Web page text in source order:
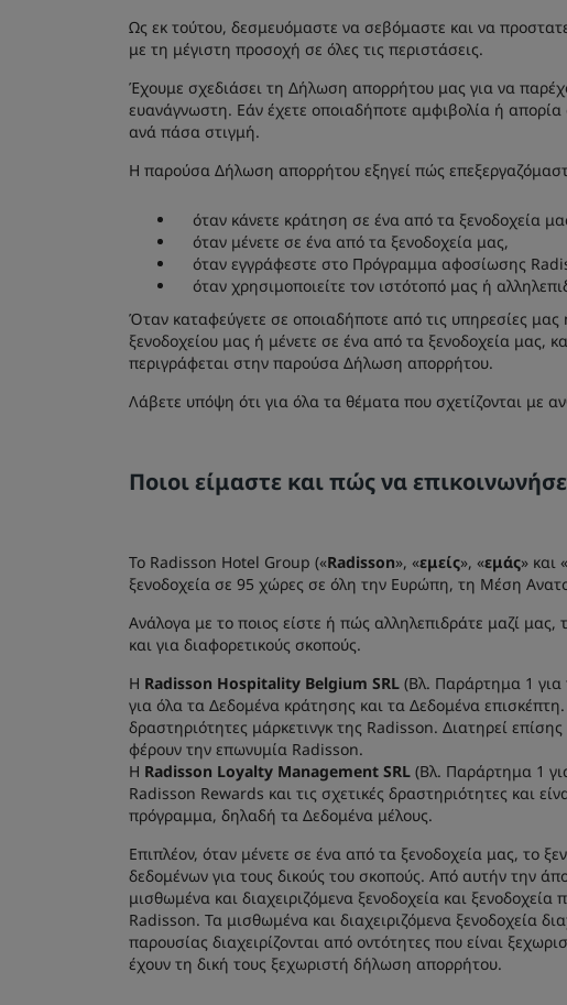
Ως εκ τούτου, δεσμευόμαστε να σεβόμαστε και να
με τη μέγιστη προσοχή σε όλες τις περιστάσεις.
Έχουμε σχεδιάσει τη Δήλωση απορρήτου μας για να
ευανάγνωστη. Εάν έχετε οποιαδήποτε αμφιβολία ή
ανά πάσα στιγμή.
Η παρούσα Δήλωση απορρήτου εξηγεί πώς
όταν κάνετε κράτηση σε ένα από τα ξενοδοχεία
όταν μένετε σε ένα από τα ξενοδοχεία μας,
όταν εγγράφεστε στο Πρόγραμμα αφοσίωσης
όταν χρησιμοποιείτε τον ιστότοπό μας ή
Όταν καταφεύγετε σε οποιαδήποτε από τις υπηρεσίες
ξενοδοχείου μας ή μένετε σε ένα από τα ξενοδοχεία μας,
περιγράφεται στην παρούσα Δήλωση απορρήτου.
Λάβετε υπόψη ότι για όλα τα θέματα που σχετίζονται με
Ποιοι είμαστε και πώς να
Το Radisson Hotel Group («Radisson», «εμείς», «εμάς» και «
ξενοδοχεία σε 95 χώρες σε όλη την Ευρώπη, τη Μέση
Ανάλογα με το ποιος είστε ή πώς αλληλεπιδράτε μαζί
και για διαφορετικούς σκοπούς.
Η Radisson Hospitality Belgium SRL (Βλ. Παράρτημα 1 για
για όλα τα Δεδομένα κράτησης και τα Δεδομένα
δραστηριότητες μάρκετινγκ της Radisson. Διατηρεί
φέρουν την επωνυμία Radisson.
Η Radisson Loyalty Management SRL (Βλ. Παράρτημα 1
Radisson Rewards και τις σχετικές δραστηριότητες και
πρόγραμμα, δηλαδή τα Δεδομένα μέλους.
Επιπλέον, όταν μένετε σε ένα από τα ξενοδοχεία μας, το
δεδομένων για τους δικούς του σκοπούς. Από αυτήν την
μισθωμένα και διαχειριζόμενα ξενοδοχεία και
Radisson. Τα μισθωμένα και διαχειριζόμενα ξενοδοχεία
παρουσίας διαχειρίζονται από οντότητες που είναι
έχουν τη δική τους ξεχωριστή δήλωση απορρήτου.